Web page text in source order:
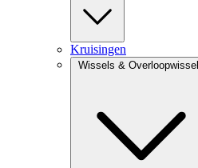
Kruisingen
Wissels &